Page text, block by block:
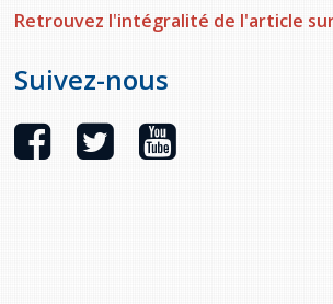
Maurice Nzoyamara
Lee Trowbridge
Randy Follet
Retrouvez l'intégralité de l'article
Suivez-nous